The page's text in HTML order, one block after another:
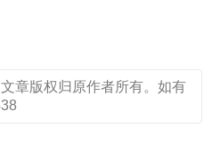
章版权归原作者所有。如有